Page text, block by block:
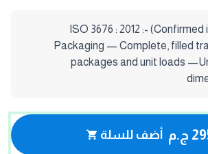
(Confirmed in 2018) ISO 3676 : 2012 :-
Packaging — Complete, filled
packages and unit loads
ج.م أضف للسلة